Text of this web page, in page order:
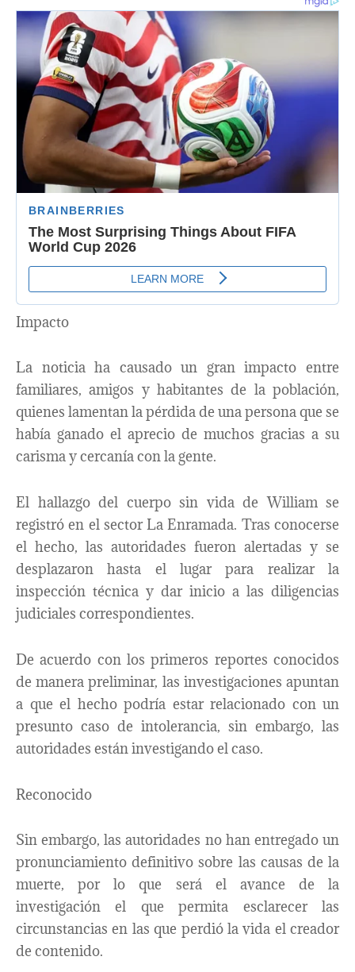
Impacto
La noticia ha causado un gran impacto entre
familiares, amigos y habitantes de la población,
quienes lamentan la pérdida de una persona que se
había ganado el aprecio de muchos gracias a su
carisma y cercanía con la gente.
El hallazgo del cuerpo sin vida de William se
registró en el sector La Enramada. Tras conocerse
el hecho, las autoridades fueron alertadas y se
desplazaron hasta el lugar para realizar la
inspección técnica y dar inicio a las diligencias
judiciales correspondientes.
De acuerdo con los primeros reportes conocidos
de manera preliminar, las investigaciones apuntan
a que el hecho podría estar relacionado con un
presunto caso de intolerancia, sin embargo, las
autoridades están investigando el caso.
Reconocido
Sin embargo, las autoridades no han entregado un
pronunciamiento definitivo sobre las causas de la
muerte, por lo que será el avance de la
investigación el que permita esclarecer las
circunstancias en las que perdió la vida el creador
de contenido.